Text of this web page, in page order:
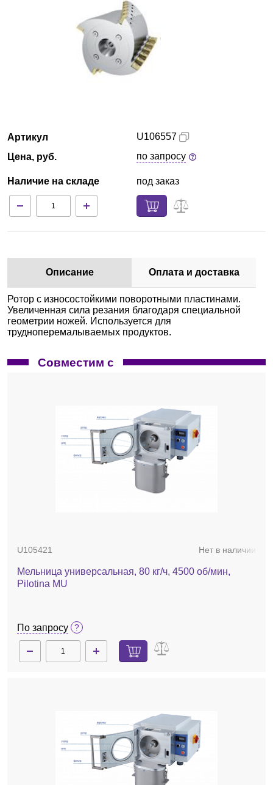
Производители
Доставка и оплата
Контакты
Артикул
Цена, руб.
Наличие на складе
U106557
по запросу
под заказ
Описание Оплата и доставка
Ротор с износостойкими поворотными пластинами.
Увеличенная сила резания благодаря специальной
геометрии ножей. Используется для
трудноперемалываемых продуктов.
Совместим с
U105421 Нет в наличии
Мельница универсальная, 80 кг/ч, 4500 об/мин,
Pilotina MU
По запросу